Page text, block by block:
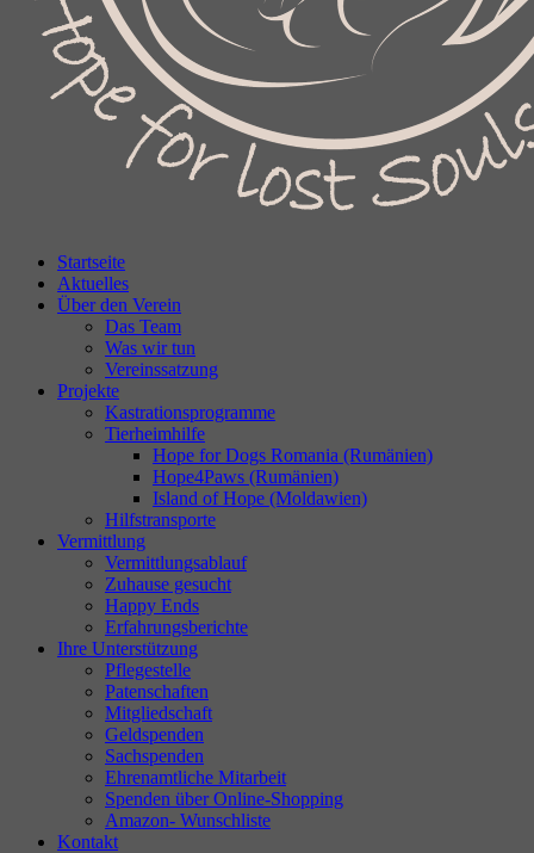
Startseite
Aktuelles
Über den Verein
Das Team
Was wir tun
Vereinssatzung
Projekte
Kastrationsprogramme
Tierheimhilfe
Hope for Dogs Romania (Rumänien)
Hope4Paws (Rumänien)
Island of Hope (Moldawien)
Hilfstransporte
Vermittlung
Vermittlungsablauf
Zuhause gesucht
Happy Ends
Erfahrungsberichte
Ihre Unterstützung
Pflegestelle
Patenschaften
Mitgliedschaft
Geldspenden
Sachspenden
Ehrenamtliche Mitarbeit
Spenden über Online-Shopping
Amazon- Wunschliste
Kontakt